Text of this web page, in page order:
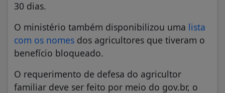
30 dias.
O ministério também disponibilizou uma lista
com os nomes dos agricultores que tiveram o
benefício bloqueado.
O requerimento de defesa do agricultor
familiar deve ser feito por meio do gov.br, o